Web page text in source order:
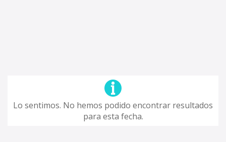
Lo sentimos. No hemos podido encontrar resultados
para esta fecha.